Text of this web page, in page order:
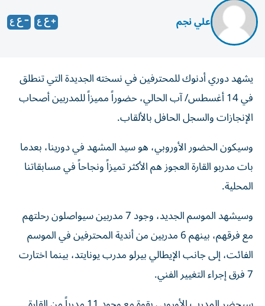
علي نجم
يشهد دوري أدنوك للمحترفين في نسخته الجديدة التي تنطلق
في 14 أغسطس/ آب الحالي، حضوراً مميزاً للمدربين أصحاب
الإنجازات والسجل الحافل بالألقاب.
وسيكون الحضور الأوروبي، هو سيد المشهد في دورينا، بعدما
بات مدربو القارة العجوز هم الأكثر تميزاً ونجاحاً في مسابقاتنا
المحلية.
وسيشهد الموسم الجديد، وجود 7 مدربين سيواصلون رحلتهم
مع فرقهم، بينهم 6 مدربين من أندية المحترفين في الموسم
الفائت، إلى جانب الإيطالي بيرلو مدرب يونايتد، بينما اختارت
7 فرق إجراء التغيير الفني.